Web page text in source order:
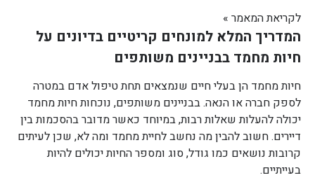
לקריאת המאמר »
המדריך המלא למונחים קריטיים בדיונים על
חיות מחמד בבניינים משותפים
חיות מחמד הן בעלי חיים שנמצאים תחת טיפול אדם במטרה
לספק חברה או הנאה. בבניינים משותפים, נוכחות חיות מחמד
יכולה להעלות שאלות רבות, במיוחד כאשר מדובר בהסכמות בין
דיירים. חשוב להבין מה נחשב לחיית מחמד ומה לא, שכן לעיתים
קרובות נושאים כמו גודל, סוג ומספר החיות יכולים להיות
בעייתיים.